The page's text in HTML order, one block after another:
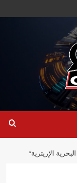
الإريترية*